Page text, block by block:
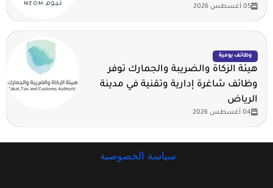
05 أغسطس 2026
وظائف يومية
هيئة الزكاة والضريبة والجمارك توفر
وظائف شاغرة إدارية وتقنية في مدينة
الرياض
04 أغسطس 2026
سياسة الخصوصية